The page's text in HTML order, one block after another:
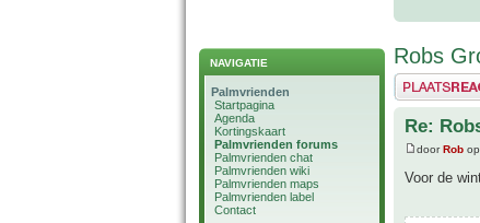
NAVIGATIE
Palmvrienden
Startpagina
Agenda
Kortingskaart
Palmvrienden forums
Palmvrienden chat
Palmvrienden wiki
Palmvrienden maps
Palmvrienden label
Contact
Robs
Plaats een
Re:
doorRob
Voor de